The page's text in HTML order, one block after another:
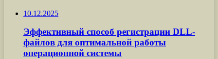
10.12.2025
Эффективный способ регистрации DLL-
файлов для оптимальной работы
операционной системы